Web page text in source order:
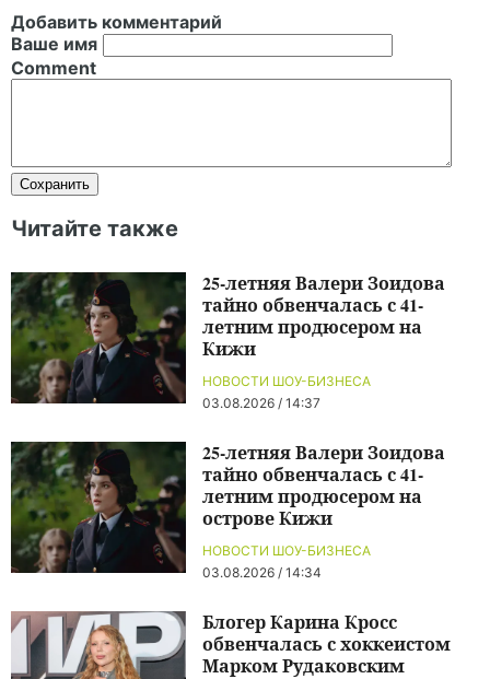
Добавить комментарий
Ваше имя
Comment
Читайте также
НОВОСТИ ШОУ-БИЗНЕСА
03.08.2026 / 14:37
25-летняя Валери Зоидова
тайно обвенчалась с 41-
летним продюсером на
Кижи
НОВОСТИ ШОУ-БИЗНЕСА
03.08.2026 / 14:34
25-летняя Валери Зоидова
тайно обвенчалась с 41-
летним продюсером на
острове Кижи
Блогер Карина Кросс
обвенчалась с хоккеистом
Марком Рудаковским